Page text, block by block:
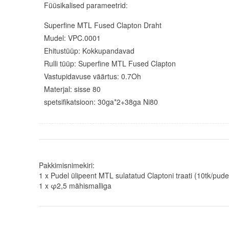
Füüsikalised parameetrid:
Superfine MTL Fused Clapton Draht
Mudel: VPC.0001
Ehitustüüp: Kokkupandavad
Rulli tüüp: Superfine MTL Fused Clapton
Vastupidavuse väärtus: 0.7Oh
Materjal: sisse 80
spetsifikatsioon: 30ga*2+38ga Ni80
Pakkimisnimekiri:
1 x Pudel ülipeent MTL sulatatud Claptoni traati (10tk/
1 x φ2,5 mähismalliga